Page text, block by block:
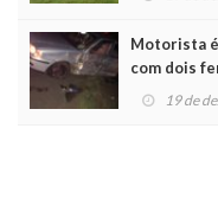
Motorista
com dois
19 de